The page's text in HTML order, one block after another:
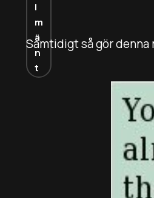
Samtidigt så gör denna
l
m
ä
n
t